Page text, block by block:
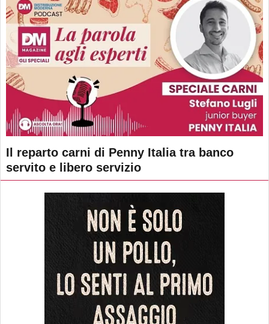
Il reparto carni di Penny Italia tra banco
servito e libero servizio